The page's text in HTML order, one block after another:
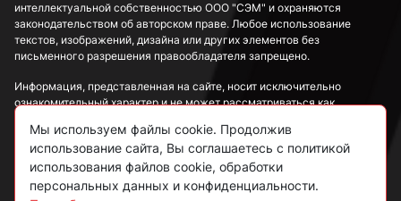
интеллектуальной собственностью ООО "СЭМ" и охраняются
законодательством об авторском праве. Любое использование
текстов, изображений, дизайна или других элементов без
письменного разрешения правообладателя запрещено.
Информация, представленная на сайте, носит исключительно
ознакомительный характер и не может рассматриваться как
Политика конфиденциальности
Согласие на обработку данных
Мы используем файлы cookie. Продолжив
использование сайта, Вы соглашаетесь с политикой
использования файлов cookie, обработки
персональных данных и конфиденциальности.